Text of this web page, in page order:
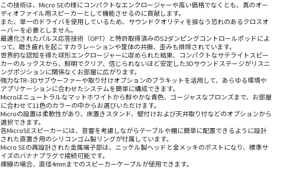
この技術は、Micro SEの様にコンパクトなエンクロージャーや高い価格でなくとも、真のオー
ディオファイル用スピーカーとして機能させるのに貢献します。
また、単一のドライバを使用しているため、サウンドクオリティを損なう恐れのあるクロスオ
ーバーを必要としません。
最適化されたパルス応答技術（OPT）と特許取得済みのS2ダンピングコントロールポッドによ
って、聴き疲れを起こすカラレーションや筐体の共振、歪みも排除されています。
世界的な認知を得た球形エンクロージャーに収められた結果、コンパクトなサテライトスピー
カーのルックスから、鮮明でクリア、信じられないほど安定した3Dサウンドステージがリスニ
ングポジションに関係なくお部屋に広がります。
強力なTR-3Dサブウーファーや取り付けオプションのブラキットを活用して、あらゆる環境や
アプリケーションに合わせたシステムを簡単に構成できます。
Microはニュートラルなマットホワイトから鮮やかな青色、ゴージャスなブロンズまで、お部屋
に合わせて11色のカラーの中からお選びいただけます。
Microの設置は柔軟性があり、床置きスタンド、壁付けおよび天井取り付などのオプションから
選択できます。
各MicroSEスピーカーには、音響を考慮しながらテーブルや棚に簡単に配置できるように設計
された直置き用のシリコンゴム製リングが付属しています。
Micro SEの再設計された金属端子部は、ニッケル製ヘッドと金メッキのポストになり、標準サ
イズのバナナプラグで接続可能です。
裸線の場合、直径4mmまでのスピーカーケーブルが使用できます。